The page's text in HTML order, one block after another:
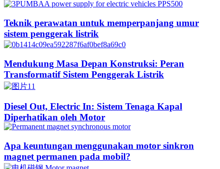
Teknik perawatan untuk memperpanjang umur
sistem penggerak listrik
Mendukung Masa Depan Konstruksi: Peran
Transformatif Sistem Penggerak Listrik
Diesel Out, Electric In: Sistem Tenaga Kapal
Diperhatikan oleh Motor
Apa keuntungan menggunakan motor sinkron
magnet permanen pada mobil?